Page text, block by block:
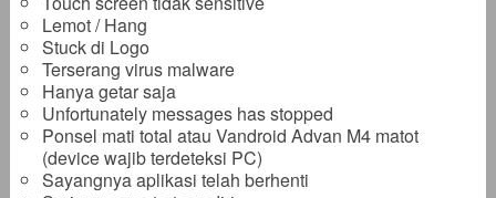
Lemot / Hang
Stuck di Logo
Terserang virus malware
Hanya getar saja
Unfortunately messages has stopped
Ponsel mati total atau Vandroid Advan M4 matot
(device wajib terdeteksi PC)
Sayangnya aplikasi telah berhenti